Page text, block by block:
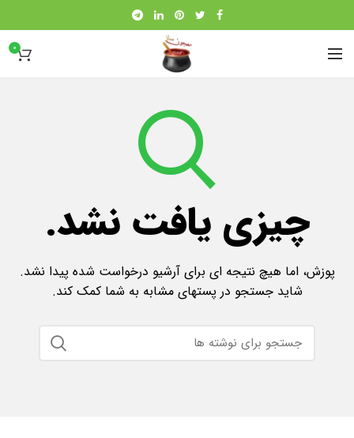
0
چیزی یافت نشد.
پوزش، اما هیچ نتیجه ای برای آرشیو درخواست شده پیدا نشد.
شاید جستجو در پستهای مشابه به شما کمک کند.